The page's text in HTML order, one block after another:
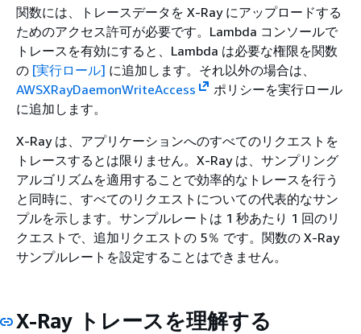
関数には、トレースデータを X-Ray にアップロードする
ためのアクセス許可が必要です。Lambda コンソールで
トレースを有効にすると、Lambda は必要な権限を関数
の [実行ロール] に追加します。それ以外の場合は、
AWSXRayDaemonWriteAccess
ポリシーを実行ロール
に追加します。
X-Ray は、アプリケーションへのすべてのリクエストを
トレースするとは限りません。X-Ray は、サンプリング
アルゴリズムを適用することで効率的なトレースを行う
と同時に、すべてのリクエストについての代表的なサン
プルを示します。サンプルレートは 1 秒あたり 1 回のリ
クエストで、追加リクエストの 5％ です。関数の X-Ray
サンプルレートを設定することはできません。
X-Ray トレースを理解する